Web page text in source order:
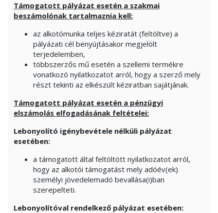
Támogatott pályázat esetén a szakmai
beszámolónak tartalmaznia kell:
az alkotómunka teljes kéziratát (feltöltve) a
pályázati cél benyújtásakor megjelölt
terjedelemben,
többszerzős mű esetén a szellemi termékre
vonatkozó nyilatkozatot arról, hogy a szerző mely
részt tekinti az elkészült kéziratban sajátjának.
Támogatott pályázat esetén a pénzügyi
elszámolás elfogadásának feltételei:
Lebonyolító igénybevétele nélküli pályázat
esetében:
a támogatott által feltöltött nyilatkozatot arról,
hogy az alkotói támogatást mely adóév(ek)
személyi jövedelemadó bevallása(i)ban
szerepelteti.
Lebonyolítóval rendelkező pályázat esetében: